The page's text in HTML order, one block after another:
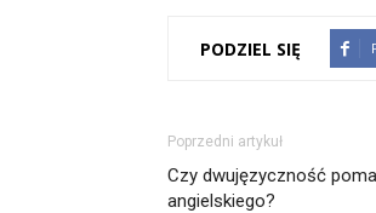
PODZIEL SIĘ
Poprzedni artykuł
Czy dwujęzyczność
angielskiego?